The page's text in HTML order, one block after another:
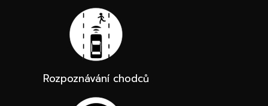
Rozpoznávání chodců